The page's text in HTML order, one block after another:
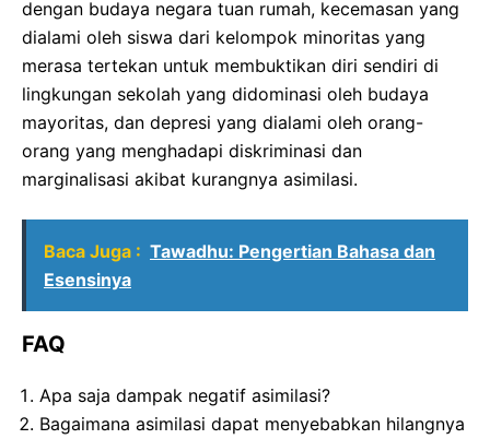
dengan budaya negara tuan rumah, kecemasan yang
dialami oleh siswa dari kelompok minoritas yang
merasa tertekan untuk membuktikan diri sendiri di
lingkungan sekolah yang didominasi oleh budaya
mayoritas, dan depresi yang dialami oleh orang-
orang yang menghadapi diskriminasi dan
marginalisasi akibat kurangnya asimilasi.
Baca Juga : Tawadhu: Pengertian Bahasa dan
Esensinya
FAQ
Apa saja dampak negatif asimilasi?
Bagaimana asimilasi dapat menyebabkan hilangnya